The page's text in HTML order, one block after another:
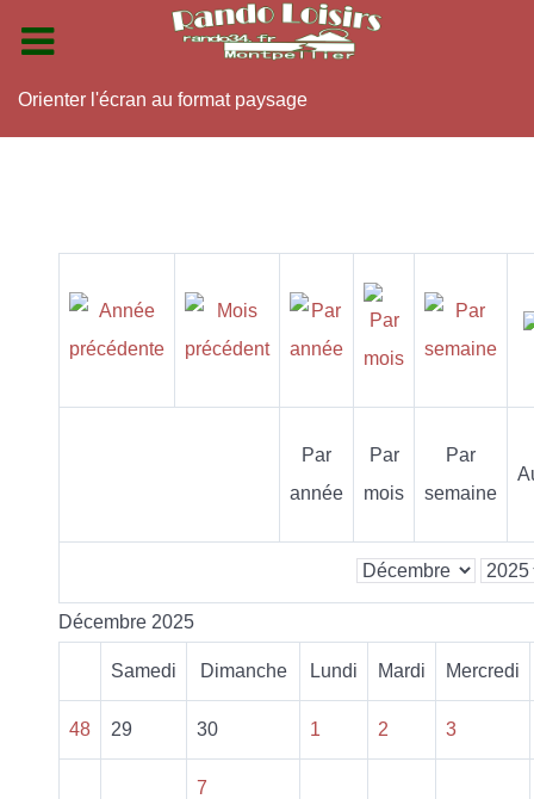
Orienter l'écran au format paysage
Par
année
Par
mois
Par
semaine
Décembre 2025
Samedi Dimanche Lundi Mardi Mercredi
48 29 30 1 2 3
7